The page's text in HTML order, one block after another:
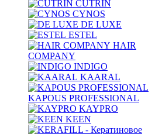
CUTRIN
CYNOS
DE LUXE
ESTEL
HAIR
COMPANY
INDIGO
KAARAL
KAPOUS PROFESSIONAL
KAYPRO
KEEN